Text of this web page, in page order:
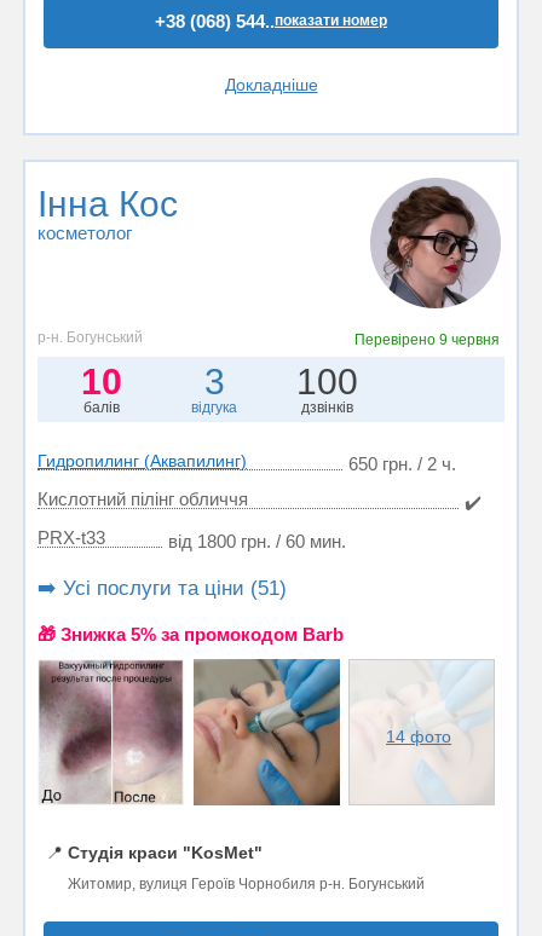
+38 (068) 544..показати номер
Докладніше
Інна Кос
косметолог
р-н. Богунський Перевірено 9 червня
10
балів
3
відгука
100
дзвінків
Гидропилинг (Аквапилинг)
650 грн. / 2 ч.
Кислотний пілінг обличчя
✔️
PRX-t33
від 1800 грн. / 60 мин.
➡️ Усі послуги та ціни (51)
🎁 Знижка 5% за промокодом Barb
14 фото
📍 Студія краси "KosMet"
Житомир, вулиця Героїв Чорнобиля р-н. Богунський